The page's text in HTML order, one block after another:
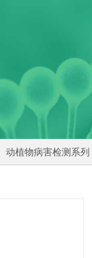
动植物病害检测系列